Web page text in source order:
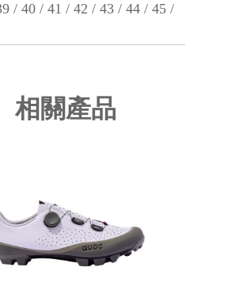
/ 40 / 41 / 42 / 43 / 44 / 45 /
相關產品